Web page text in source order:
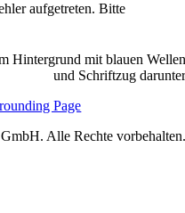
aufgetreten. Bitte
Page
Alle Rechte vorbehalten.